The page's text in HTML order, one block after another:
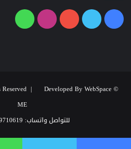
فيسبوك
تويتر يوتيوبانستقرامواتساب
© Copyright 2026, All Rights Reserved |
Developed By WebSpace
ME
للتواصل واتساب: 00201099710619